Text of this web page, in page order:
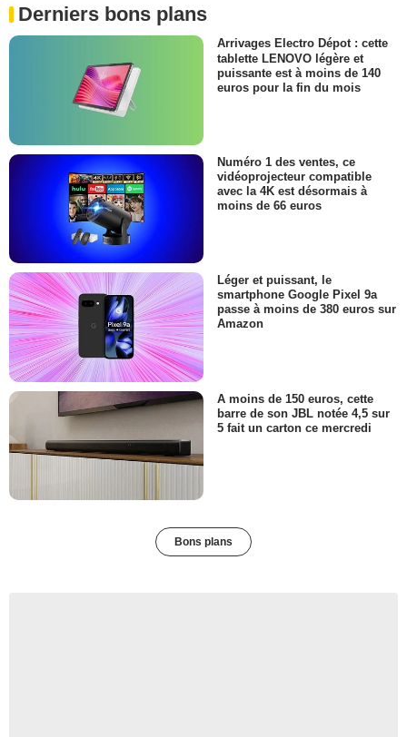
Derniers bons plans
Arrivages Electro Dépot : cette
tablette LENOVO légère et
puissante est à moins de 140
euros pour la fin du mois
Numéro 1 des ventes, ce
vidéoprojecteur compatible
avec la 4K est désormais à
moins de 66 euros
Léger et puissant, le
smartphone Google Pixel 9a
passe à moins de 380 euros sur
Amazon
A moins de 150 euros, cette
barre de son JBL notée 4,5 sur
5 fait un carton ce mercredi
Bons plans